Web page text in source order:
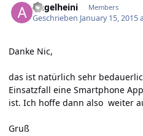
Angelheini Members
Geschrieben January 15, 2015
Danke Nic,
das ist natürlich sehr
Einsatzfall eine Smartphone
ist. Ich hoffe dann also weiter
Gruß